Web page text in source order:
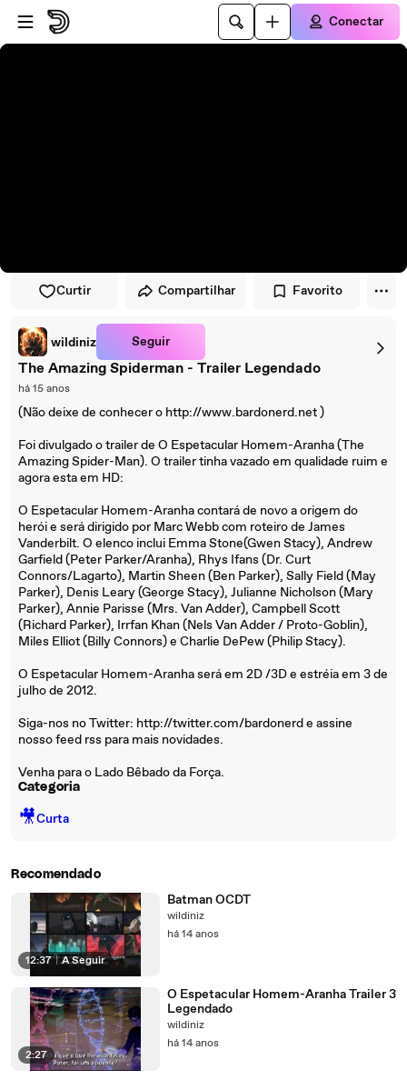
Pular para o player
Ir para o conteúdo principal
Conectar
Curtir Compartilhar Favorito
wildiniz Seguir
The Amazing Spiderman - Trailer Legendado
há 15 anos
(Não deixe de conhecer o http://www.bardonerd.net )
Foi divulgado o trailer de O Espetacular Homem-Aranha (The
Amazing Spider-Man). O trailer tinha vazado em qualidade ruim e
agora esta em HD:
O Espetacular Homem-Aranha contará de novo a origem do
herói e será dirigido por Marc Webb com roteiro de James
Vanderbilt. O elenco inclui Emma Stone(Gwen Stacy), Andrew
Garfield (Peter Parker/Aranha), Rhys Ifans (Dr. Curt
Connors/Lagarto), Martin Sheen (Ben Parker), Sally Field (May
Parker), Denis Leary (George Stacy), Julianne Nicholson (Mary
Parker), Annie Parisse (Mrs. Van Adder), Campbell Scott
(Richard Parker), Irrfan Khan (Nels Van Adder / Proto-Goblin),
Miles Elliot (Billy Connors) e Charlie DePew (Philip Stacy).
O Espetacular Homem-Aranha será em 2D /3D e estréia em 3 de
julho de 2012.
Siga-nos no Twitter: http://twitter.com/bardonerd e assine
nosso feed rss para mais novidades.
Venha para o Lado Bêbado da Força.
Categoria
🎥Curta
Recomendado
12:37 | A Seguir
Batman OCDT
wildiniz
há 14 anos
2:27
O Espetacular Homem-Aranha Trailer 3
Legendado
wildiniz
há 14 anos